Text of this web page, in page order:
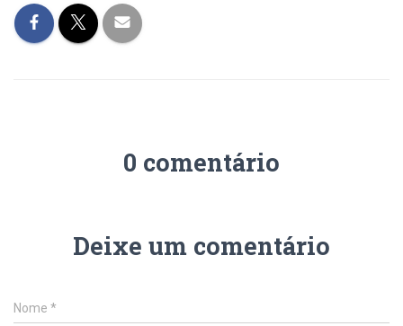
0 comentário
Deixe um comentário
Nome *